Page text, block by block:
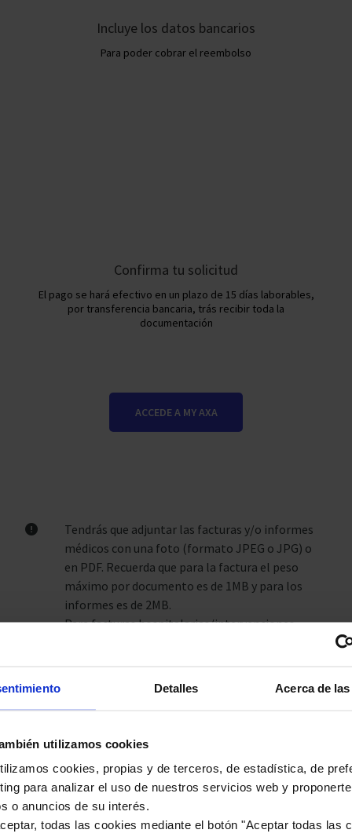
Detalles Acerca de
utilizamos cookies
cookies, propias y de terceros, de estadística, de
para analizar el uso de nuestros servicios web y proponerte
o anuncios de su interés.
todas las cookies mediante el botón "Aceptar todas las
Incluye los datos bancarios
Para poder cobrar el reembolso
Confirma tu solicitud
El pago se hará efectivo en un plazo de 15 días laborables,
por transferencia bancaria, trás recibir toda la
documentación
ACCEDE A MY AXA
Tendrás que adjuntar las facturas y/o informes
médicos con una foto (formato JPEG o JPG) o
en PDF. Recuerda que para la factura el peso
máximo por documento es de 1MB y para los
informes es de 2MB.
Para facturas hospitalarias/intervenciones
suma de los importes de todas ellas en el
Y si lo prefieres también puedes